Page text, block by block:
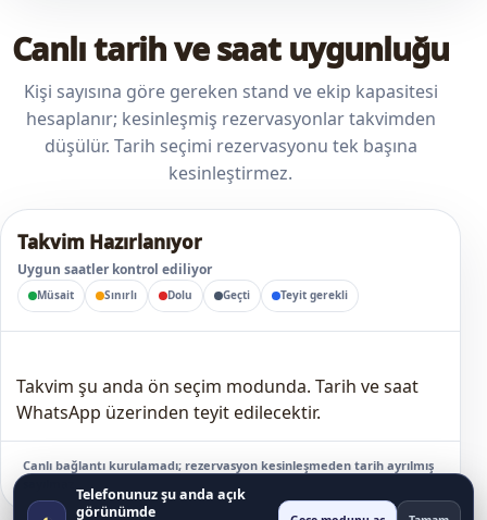
Canlı tarih ve saat uygunluğu
Kişi sayısına göre gereken stand ve ekip kapasitesi
hesaplanır; kesinleşmiş rezervasyonlar takvimden
düşülür. Tarih seçimi rezervasyonu tek başına
kesinleştirmez.
Takvim Hazırlanıyor
Uygun saatler kontrol ediliyor
Müsait Sınırlı Dolu Geçti Teyit gerekli
Takvim şu anda ön seçim modunda. Tarih ve saat
WhatsApp üzerinden teyit edilecektir.
Canlı bağlantı kurulamadı; rezervasyon kesinleşmeden tarih ayrılmış
Telefonunuz şu anda açık
görünümde